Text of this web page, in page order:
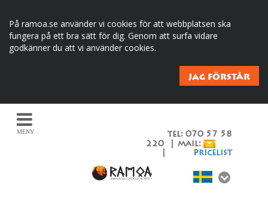
På ramoa.se använder vi cookies för att webbplatsen ska
fungera på ett bra sätt för dig. Genom att surfa vidare
godkänner du att vi använder cookies.
JAG FÖRSTÅR
tel: 070 57 58
220 | mail:
Pricelist
MENY